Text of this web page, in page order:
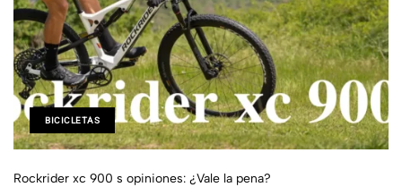
BICICLETAS
Rockrider xc 900 s opiniones: ¿Vale la pena?